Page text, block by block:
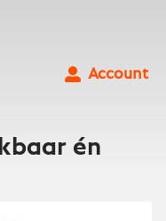
Account
én